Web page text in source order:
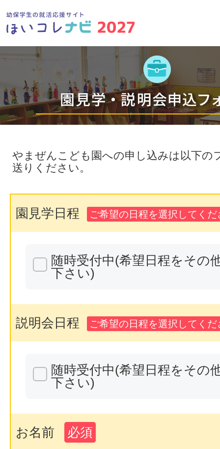
やまぜんこども園への申し込みは以下の
送りください。
園見学日程 ご希望の日程を選択してく
随時受付中(希望日程をその
下さい)
説明会日程 ご希望の日程を選択してく
随時受付中(希望日程をその
下さい)
お名前 必須